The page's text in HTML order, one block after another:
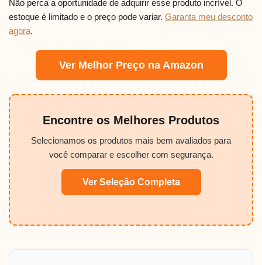
Não perca a oportunidade de adquirir esse produto incrível. O
estoque é limitado e o preço pode variar. Garanta meu desconto
agora.
Ver Melhor Preço na Amazon
Encontre os Melhores Produtos
Selecionamos os produtos mais bem avaliados para
você comparar e escolher com segurança.
Ver Seleção Completa